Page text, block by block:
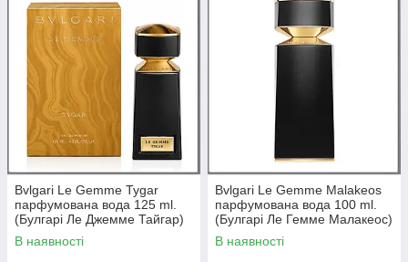
Bvlgari Le Gemme Tygar
парфумована вода 125 ml.
(Булгарі Ле Джемме Тайгар)
В наявності
Bvlgari Le Gemme Malakeos
парфумована вода 100 ml.
(Булгарі Ле Гемме Малакеос)
В наявності